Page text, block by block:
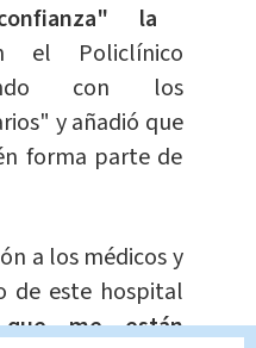
la
el Policlínico
con los
y añadió que
forma parte de
a los médicos y
de este hospital
me están